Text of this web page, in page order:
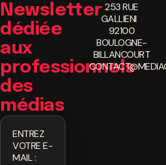
Newsletter
dédiée
aux
professionnels
des
médias
ENTREZ
VOTRE E-
MAIL :
253 RUE
GALLIENI
92100
BOULOGNE-
BILLANCOURT